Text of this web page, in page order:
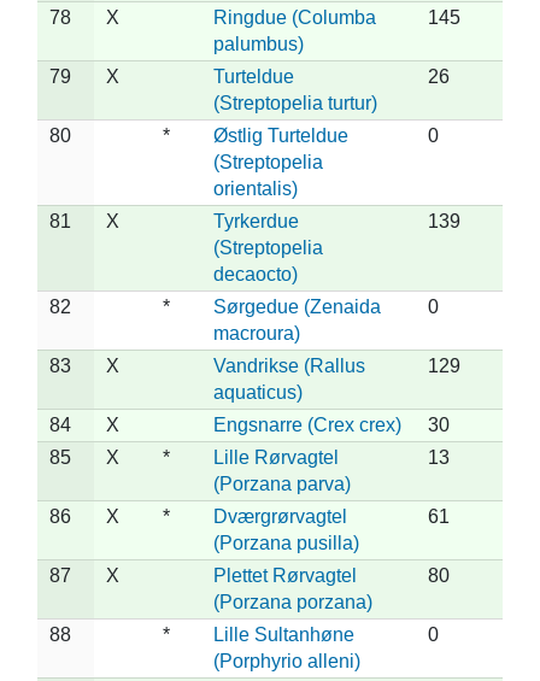
78 X
Ringdue (Columba
palumbus)
145
79 X
Turteldue
(Streptopelia turtur)
26
80 *
Østlig Turteldue
(Streptopelia
orientalis)
0
81 X
Tyrkerdue
(Streptopelia
decaocto)
139
82 *
Sørgedue (Zenaida
macroura)
0
83 X
Vandrikse (Rallus
aquaticus)
129
84 X Engsnarre (Crex crex)
30
85
X *
Lille Rørvagtel
(Porzana parva)
13
86 X *
Dværgrørvagtel
(Porzana pusilla)
61
87 X
Plettet Rørvagtel
(Porzana porzana)
80
88 *
Lille Sultanhøne
(Porphyrio alleni)
0